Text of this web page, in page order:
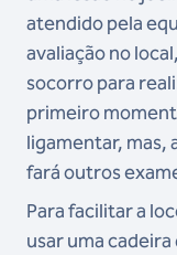
atendido pela
avaliação no
socorro para
primeiro
ligamentar, mas,
fará outros
Para facilitar a
usar uma